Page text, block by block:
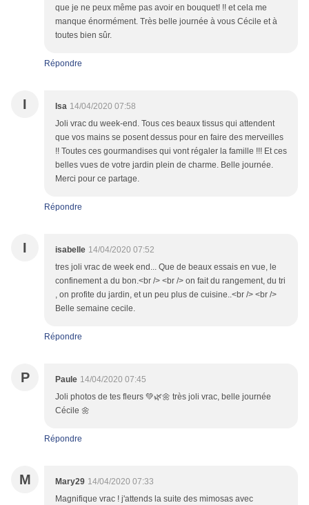
que je ne peux même pas avoir en bouquet! !! et cela me
manque énormément. Très belle journée à vous Cécile et à
toutes bien sûr.
Répondre
I Isa 14/04/2020 07:58
Joli vrac du week-end. Tous ces beaux tissus qui attendent
que vos mains se posent dessus pour en faire des merveilles
!! Toutes ces gourmandises qui vont régaler la famille !!! Et ces
belles vues de votre jardin plein de charme. Belle journée.
Merci pour ce partage.
Répondre
I isabelle 14/04/2020 07:52
tres joli vrac de week end... Que de beaux essais en vue, le
confinement a du bon.<br /> <br /> on fait du rangement, du tri
, on profite du jardin, et un peu plus de cuisine..<br /> <br />
Belle semaine cecile.
Répondre
P Paule 14/04/2020 07:45
Joli photos de tes fleurs 💚🌿🌼 très joli vrac, belle journée
Cécile 🌼
Répondre
M Mary29 14/04/2020 07:33
Magnifique vrac ! j'attends la suite des mimosas avec